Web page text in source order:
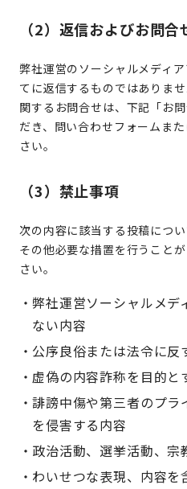
（2） 返信およびお問合
弊社運営のソーシャルメディ
てに返信するものではありま
関するお問合せは、下記「お
だき、問い合わせフォームま
さい。
（3） 禁止事項
次の内容に該当する投稿につ
その他必要な措置を行うこと
さい。
弊社運営ソーシャルメデ
ない内容
公序良俗または法令に反
虚偽の内容詐称を目的と
誹謗中傷や第三者のプラ
を侵害する内容
政治活動、選挙活動、宗
わいせつな表現、内容を